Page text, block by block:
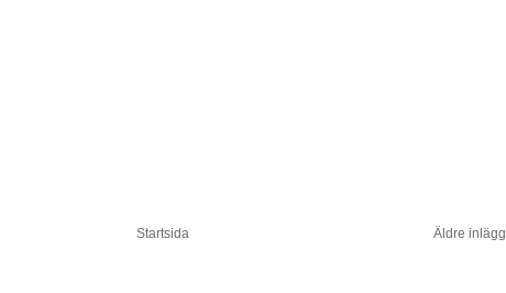
Äldre inlägg
Startsida